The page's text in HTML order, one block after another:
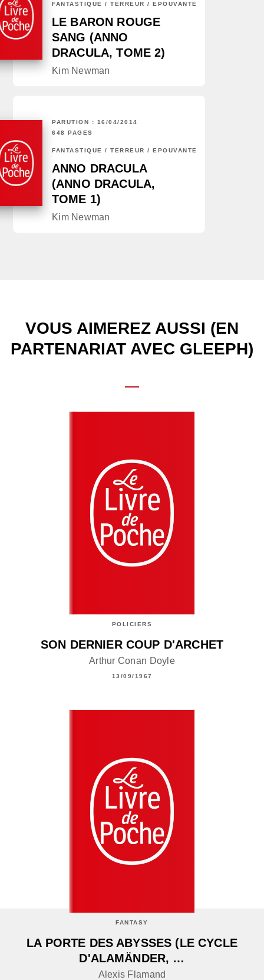
FANTASTIQUE / TERREUR / EPOUVANTE
LE BARON ROUGE
SANG (ANNO
DRACULA, TOME 2)
Kim Newman
PARUTION : 16/04/2014
648 PAGES
FANTASTIQUE / TERREUR / EPOUVANTE
ANNO DRACULA
(ANNO DRACULA,
TOME 1)
Kim Newman
VOUS AIMEREZ AUSSI (EN
PARTENARIAT AVEC GLEEPH)
POLICIERS
SON DERNIER COUP D'ARCHET
Arthur Conan Doyle
13/09/1967
FANTASY
LA PORTE DES ABYSSES (LE CYCLE
D'ALAMÄNDER, …
Alexis Flamand